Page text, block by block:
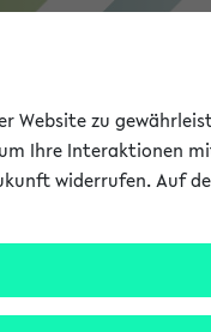
Website zu
Ihre Interaktionen
widerrufen. Auf